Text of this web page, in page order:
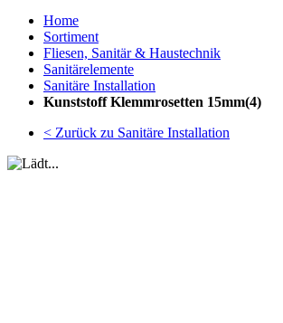
Home
Sortiment
Fliesen, Sanitär & Haustechnik
Sanitärelemente
Sanitäre Installation
Kunststoff Klemmrosetten 15mm(4)
< Zurück zu Sanitäre Installation